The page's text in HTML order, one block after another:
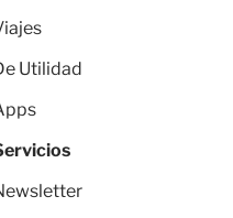
Utilidad